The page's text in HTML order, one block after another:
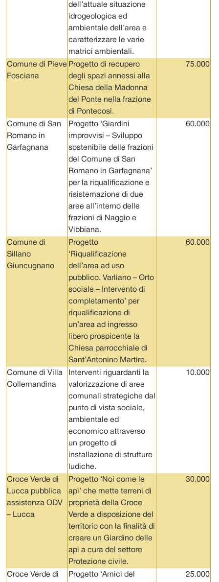
dell’attuale situazione
idrogeologica ed
ambientale dell’area e
caratterizzare le varie
matrici ambientali.
Comune di Pieve
Fosciana
Progetto di recupero
degli spazi annessi alla
Chiesa della Madonna
del Ponte nella frazione
di Pontecosi.
75.000
Comune di San
Romano in
Garfagnana
Progetto ‘Giardini
improvvisi – Sviluppo
sostenibile delle frazioni
del Comune di San
Romano in Garfagnana’
per la riqualificazione e
risistemazione di due
aree all’interno delle
frazioni di Naggio e
Vibbiana.
60.000
Comune di
Sillano
Giuncugnano
Progetto
‘Riqualificazione
dell’area ad uso
pubblico. Varliano – Orto
sociale – Intervento di
completamento’ per
riqualificazione di
un’area ad ingresso
libero prospicente la
Chiesa parrocchiale di
Sant’Antonino Martire.
60.000
Comune di Villa
Collemandina
Interventi riguardanti la
valorizzazione di aree
comunali strategiche dal
punto di vista sociale,
ambientale ed
economico attraverso
un progetto di
installazione di strutture
ludiche.
10.000
Croce Verde di
Lucca pubblica
assistenza ODV
– Lucca
Progetto ‘Noi come le
api’ che mette terreni di
proprietà della Croce
Verde a disposizione del
territorio con la finalità di
creare un Giardino delle
api a cura del settore
Protezione civile.
30.000
Croce Verde di
Progetto ‘Amici del
25.000